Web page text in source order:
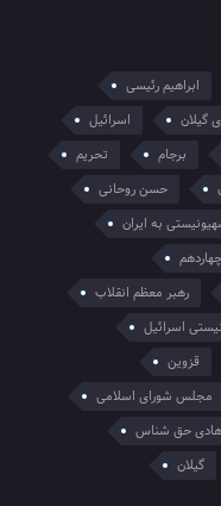
ابراهیم رئیسی
گیلان
اسرائیل
برجام
تحریم
حسن روحانی
به ایران
رهبر معظم انقلاب
اسرائیل
قزوین
مجلس شورای اسلامی
هادی حق شناس
گیلان